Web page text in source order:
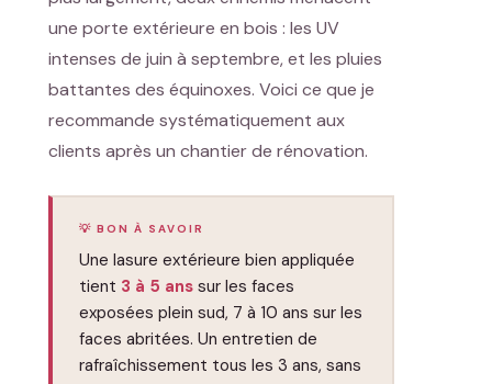
une porte extérieure en bois : les UV
intenses de juin à septembre, et les pluies
battantes des équinoxes. Voici ce que je
recommande systématiquement aux
clients après un chantier de rénovation.
💡 BON À SAVOIR
Une lasure extérieure bien appliquée
tient 3 à 5 anssur les faces
exposées plein sud, 7 à 10 ans sur les
faces abritées. Un entretien de
rafraîchissement tous les 3 ans, sans